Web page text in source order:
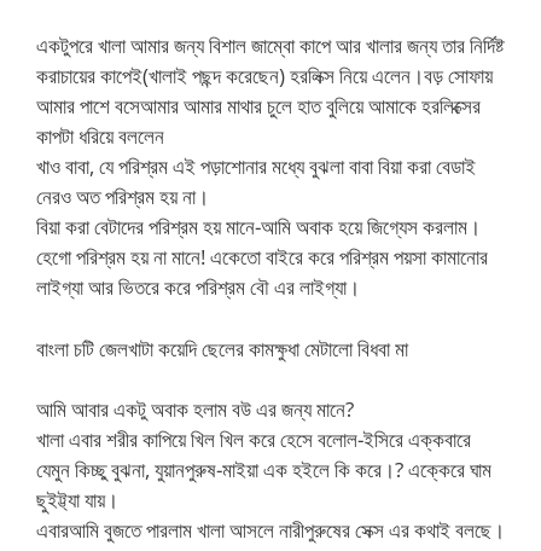
একটুপরে খালা আমার জন্য বিশাল জাম্বো কাপে আর খালার জন্য তার নির্দিষ্ট
করাচায়ের কাপেই(খালাই পছন্দ করেছেন) হরলিক্স নিয়ে এলেন।বড় সোফায়
আমার পাশে বসেআমার আমার মাথার চুলে হাত বুলিয়ে আমাকে হরলিক্সের
কাপটা ধরিয়ে বললেন
খাও বাবা, যে পরিশ্রম এই পড়াশোনার মধ্যে বুঝলা বাবা বিয়া করা বেডাই
নেরও অত পরিশ্রম হয় না।
বিয়া করা বেটাদের পরিশ্রম হয় মানে-আমি অবাক হয়ে জিগ্যেস করলাম।
হেগো পরিশ্রম হয় না মানে! একেতো বাইরে করে পরিশ্রম পয়সা কামানোর
লাইগ্যা আর ভিতরে করে পরিশ্রম বৌ এর লাইগ্যা।
বাংলা চটি জেলখাটা কয়েদি ছেলের কামক্ষুধা মেটালো বিধবা মা
আমি আবার একটু অবাক হলাম বউ এর জন্য মানে?
খালা এবার শরীর কাপিয়ে খিল খিল করে হেসে বলোল-ইসিরে এক্কবারে
যেমুন কিচ্ছু বুঝনা, যুয়ানপুরুষ-মাইয়া এক হইলে কি করে।? এক্কেরে ঘাম
ছুইট্ট্যা যায়।
এবারআমি বুজতে পারলাম খালা আসলে নারীপুরুষের সেক্স এর কথাই বলছে।